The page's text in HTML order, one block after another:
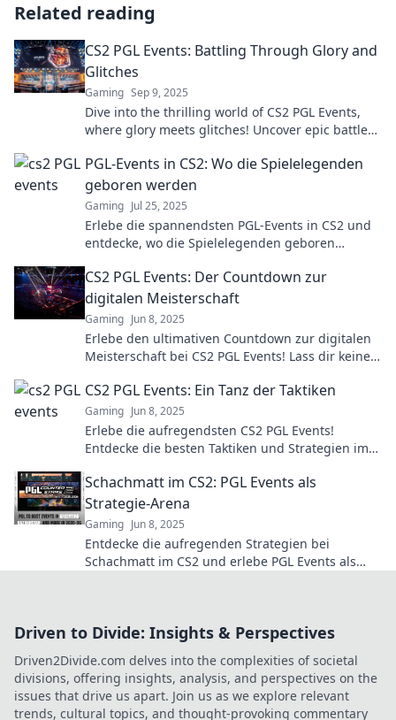
Related reading
CS2 PGL Events: Battling Through Glory and
Glitches
Gaming Sep 9, 2025
Dive into the thrilling world of CS2 PGL Events,
where glory meets glitches! Uncover epic battles
PGL-Events in CS2: Wo die Spielelegenden
geboren werden
Gaming Jul 25, 2025
Erlebe die spannendsten PGL-Events in CS2 und
entdecke, wo die Spielelegenden geboren
CS2 PGL Events: Der Countdown zur
digitalen Meisterschaft
Gaming Jun 8, 2025
Erlebe den ultimativen Countdown zur digitalen
Meisterschaft bei CS2 PGL Events! Lass dir keine
CS2 PGL Events: Ein Tanz der Taktiken
Gaming Jun 8, 2025
Erlebe die aufregendsten CS2 PGL Events!
Entdecke die besten Taktiken und Strategien im
Schachmatt im CS2: PGL Events als
Strategie-Arena
Gaming Jun 8, 2025
Entdecke die aufregenden Strategien bei
Schachmatt im CS2 und erlebe PGL Events als
Driven to Divide: Insights & Perspectives
Driven2Divide.com delves into the complexities of societal
divisions, offering insights, analysis, and perspectives on the
issues that drive us apart. Join us as we explore relevant
trends, cultural topics, and thought-provoking commentary